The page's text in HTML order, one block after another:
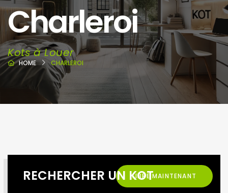
Charleroi
Kots à Louer
HOME CHARLEROI
RECHERCHER UN KOTLIBRE MAINTENANT